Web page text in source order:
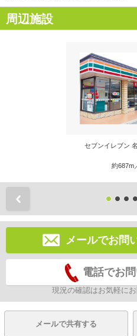
周辺施設
セブンイレブン
約687m
メールでお問
電話でお
現況の確認はお気軽にお
メールで共有する